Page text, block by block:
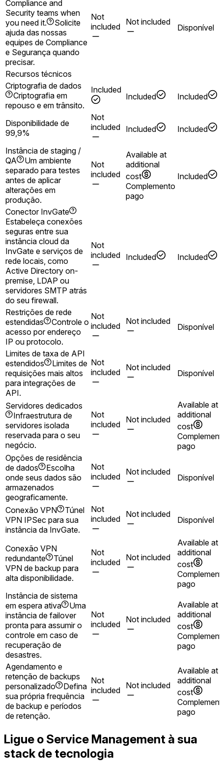
Compliance and
Security teams when
you need it.
Solicite
ajuda das nossas
equipes de Compliance
e Segurança quando
precisar.
Not
included Not included
Disponível
Recursos técnicos
Criptografia de dados
Criptografia em
repouso e em trânsito.
Included
Included Included
Disponibilidade de
99,9%
Not
included Included Included
Instância de staging /
QA
Um ambiente
separado para testes
antes de aplicar
alterações em
produção.
Not
included
Available at
additional
cost
Complemento
pago
Included
Conector InvGate
Estabeleça conexões
seguras entre sua
instância cloud da
InvGate e serviços de
rede locais, como
Active Directory on-
premise, LDAP ou
servidores SMTP atrás
do seu firewall.
Not
included Included Included
Restrições de rede
estendidas
Controle o
acesso por endereço
IP ou protocolo.
Not
included Not included
Disponível
Limites de taxa de API
estendidos
Limites de
requisições mais altos
para integrações de
API.
Not
included Not included
Disponível
Servidores dedicados
Infraestrutura de
servidores isolada
reservada para o seu
negócio.
Not
included Not included
Available at
additional
cost
pago
Opções de residência
de dados
Escolha
onde seus dados são
armazenados
geograficamente.
Not
included Not included
Disponível
Conexão VPN
Túnel
VPN IPSec para sua
instância da InvGate.
Not
included Not included
Disponível
Conexão VPN
redundante
Túnel
VPN de backup para
alta disponibilidade.
Not
included Not included
Available at
additional
cost
pago
Instância de sistema
em espera ativa
Uma
instância de failover
pronta para assumir o
controle em caso de
recuperação de
desastres.
Not
included Not included
Available at
additional
cost
pago
Agendamento e
retenção de backups
personalizado
Defina
sua própria frequência
de backup e períodos
de retenção.
Not
included Not included
Available at
additional
cost
pago
Ligue o Service Management à sua
stack de tecnologia